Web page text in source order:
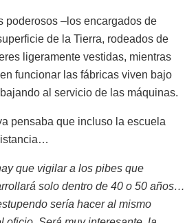
poderosos –los encargados de
de la Tierra, rodeados de
ligeramente vestidas, mientras
funcionar las fábricas viven bajo
al servicio de las máquinas.
pensaba que incluso la escuela
que vigilar a los pibes que
solo dentro de 40 o 50 años…
sería hacer al mismo